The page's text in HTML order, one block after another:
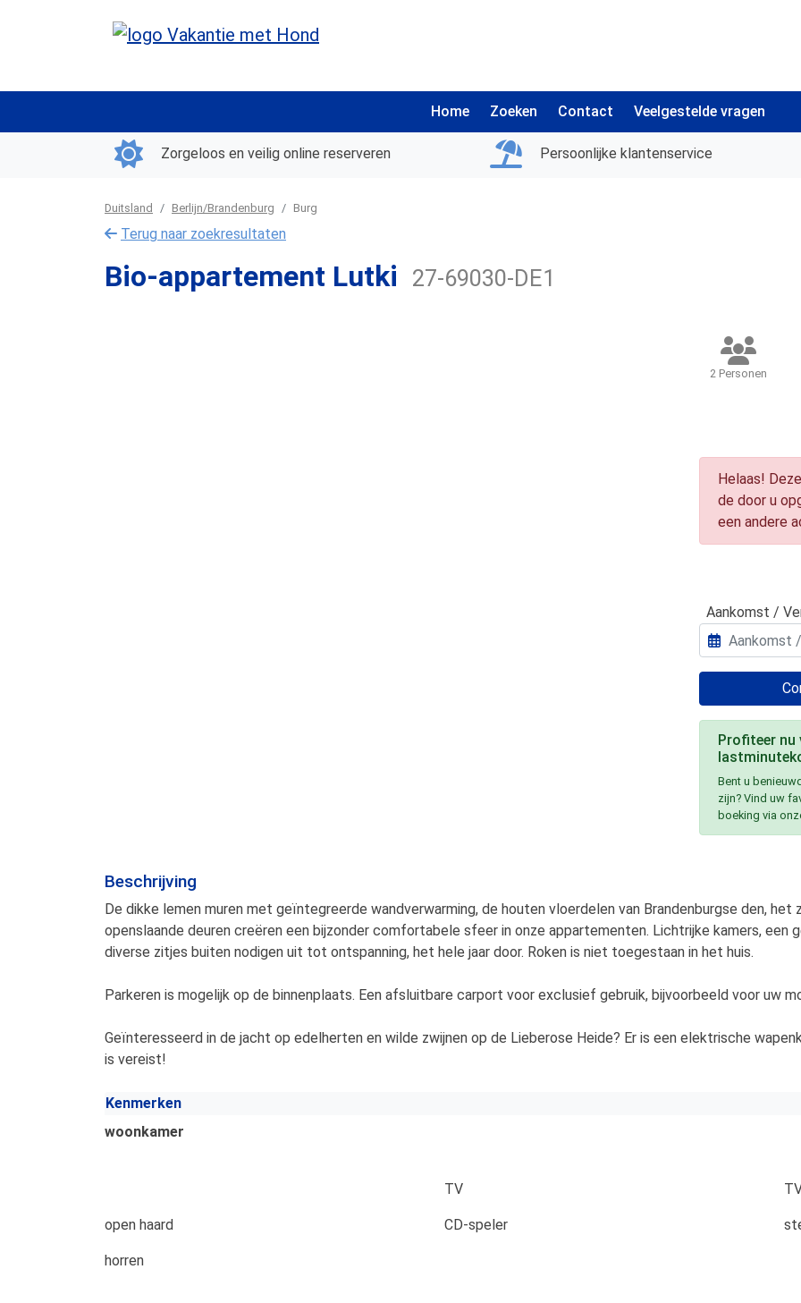
Home Zoeken Contact Veelgestelde vragen
Zorgeloos en veilig online reserveren Persoonlijke klantenservice
Duitsland Berlijn/Brandenburg Burg
Terug naar zoekresultaten
Bio-appartement Lutki 27-69030-DE1
2 Personen
Helaas!
de door u
een andere
Aankomst /
Profiteer nu
Bent u
zijn? Vind uw
boeking via
Beschrijving
De dikke lemen muren met geïntegreerde wandverwarming, de houten vloerdelen van Brandenburgse den,
openslaande deuren creëren een bijzonder comfortabele sfeer in onze appartementen. Lichtrijke kamers, een
diverse zitjes buiten nodigen uit tot ontspanning, het hele jaar door. Roken is niet toegestaan in het huis.
Parkeren is mogelijk op de binnenplaats. Een afsluitbare carport voor exclusief gebruik, bijvoorbeeld voor uw
Geïnteresseerd in de jacht op edelherten en wilde zwijnen op de Lieberose Heide? Er is een elektrische
is vereist!
Kenmerken
woonkamer
TV
open haard CD-speler
horren